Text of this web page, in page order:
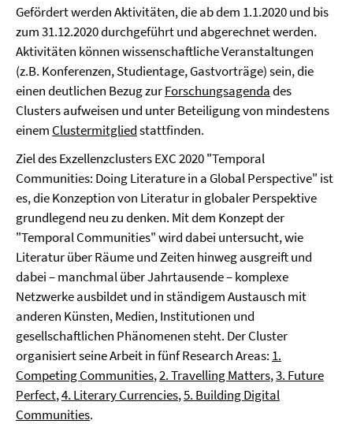
Gefördert werden Aktivitäten, die ab dem 1.1.2020 und bis
zum 31.12.2020 durchgeführt und abgerechnet werden.
Aktivitäten können wissenschaftliche Veranstaltungen
(z.B. Konferenzen, Studientage, Gastvorträge) sein, die
einen deutlichen Bezug zurForschungsagendades
Clusters aufweisen und unter Beteiligung von mindestens
einem Clustermitgliedstattfinden.
Ziel des Exzellenzclusters EXC 2020 "Temporal
Communities: Doing Literature in a Global Perspective" ist
es, die Konzeption von Literatur in globaler Perspektive
grundlegend neu zu denken. Mit dem Konzept der
"Temporal Communities" wird dabei untersucht, wie
Literatur über Räume und Zeiten hinweg ausgreift und
dabei – manchmal über Jahrtausende – komplexe
Netzwerke ausbildet und in ständigem Austausch mit
anderen Künsten, Medien, Institutionen und
gesellschaftlichen Phänomenen steht. Der Cluster
organisiert seine Arbeit in fünf Research Areas: 1.
Competing Communities,2. Travelling Matters,3. Future
Perfect,4. Literary Currencies,5. Building Digital
Communities.